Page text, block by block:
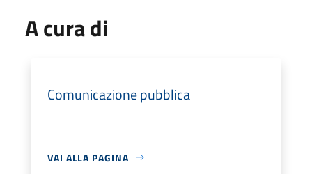
A cura di
Comunicazione pubblica
VAI ALLA PAGINA